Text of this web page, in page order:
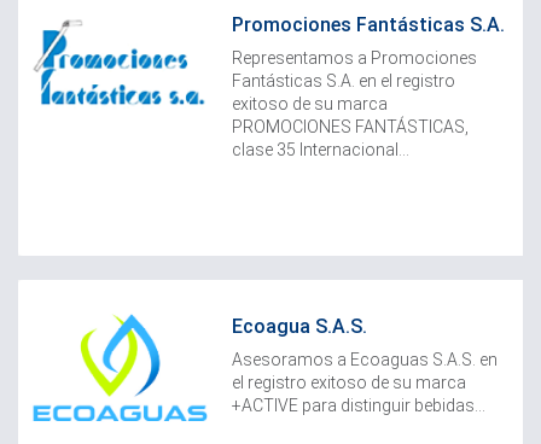
Promociones Fantásticas S.A.
Representamos a Promociones
Fantásticas S.A. en el registro
exitoso de su marca
PROMOCIONES FANTÁSTICAS,
clase 35 Internacional...
Ecoagua S.A.S.
Asesoramos a Ecoaguas S.A.S. en
el registro exitoso de su marca
+ACTIVE para distinguir bebidas...